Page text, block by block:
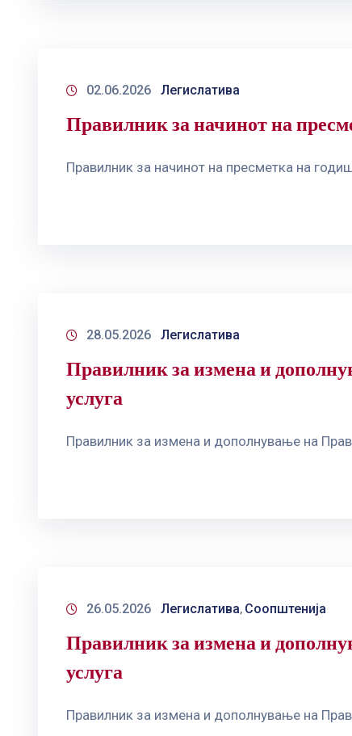
02.06.2026 Легислатива
Правилник за начинот на
Правилник за начинот на пресметка на
28.05.2026 Легислатива
Правилник за измена и
услуга
Правилник за измена и дополнување на
26.05.2026 Легислатива‚ Соопштенија
Правилник за измена и
услуга
Правилник за измена и дополнување на